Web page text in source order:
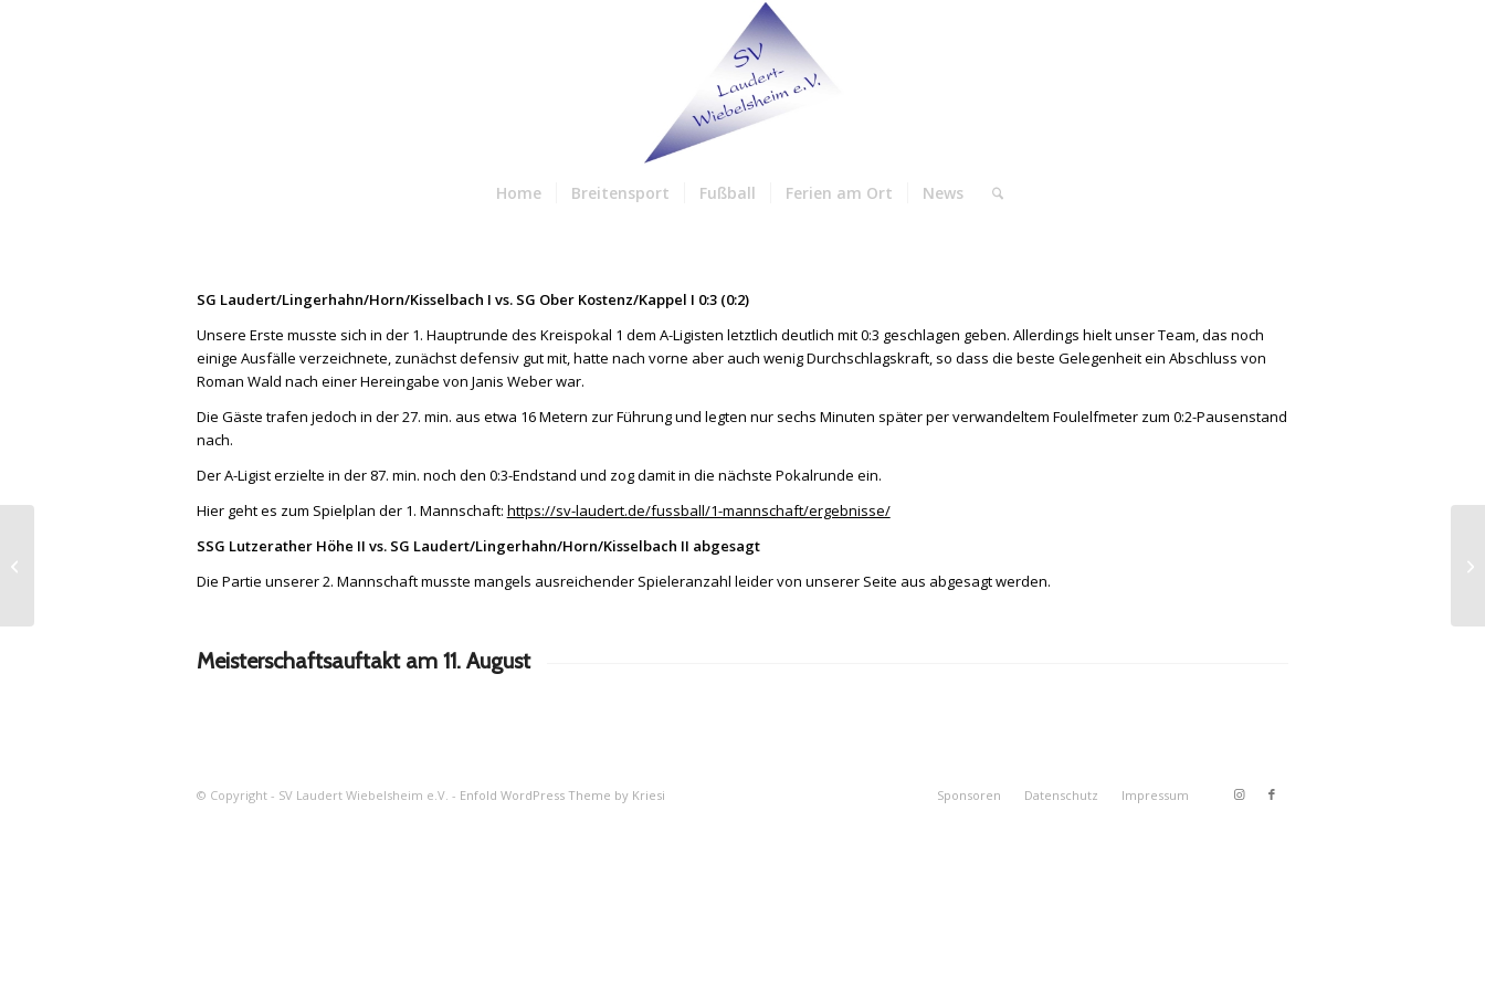
Home Breitensport Fußball Ferien am Ort News
SG Laudert/Lingerhahn/Horn/Kisselbach I vs. SG Ober Kostenz/Kappel I 0:3 (0:2)
Unsere Erste musste sich in der 1. Hauptrunde des Kreispokal 1 dem A-Ligisten letztlich deutlich mit 0:3 geschlagen geben. Allerdings hielt unser Team, das noch
einige Ausfälle verzeichnete, zunächst defensiv gut mit, hatte nach vorne aber auch wenig Durchschlagskraft, so dass die beste Gelegenheit ein Abschluss von
Roman Wald nach einer Hereingabe von Janis Weber war.
Die Gäste trafen jedoch in der 27. min. aus etwa 16 Metern zur Führung und legten nur sechs Minuten später per verwandeltem Foulelfmeter zum 0:2-Pausenstand
nach.
Der A-Ligist erzielte in der 87. min. noch den 0:3-Endstand und zog damit in die nächste Pokalrunde ein.
Hier geht es zum Spielplan der 1. Mannschaft: https://sv-laudert.de/fussball/1-mannschaft/ergebnisse/
SSG Lutzerather Höhe II vs. SG Laudert/Lingerhahn/Horn/Kisselbach II abgesagt
Die Partie unserer 2. Mannschaft musste mangels ausreichender Spieleranzahl leider von unserer Seite aus abgesagt werden.
Meisterschaftsauftakt am 11. August
© Copyright - SV Laudert Wiebelsheim e.V. - Enfold WordPress Theme by Kriesi Sponsoren Datenschutz Impressum